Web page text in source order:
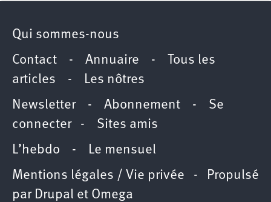
Qui sommes-nous
Contact - Annuaire -
Tous les
articles - Les nôtres
Newsletter- Abonnement - Se
connecter- Sites amis
L’hebdo - Le mensuel
Mentions légales / Vie privée - Propulsé
par Drupal et Omega